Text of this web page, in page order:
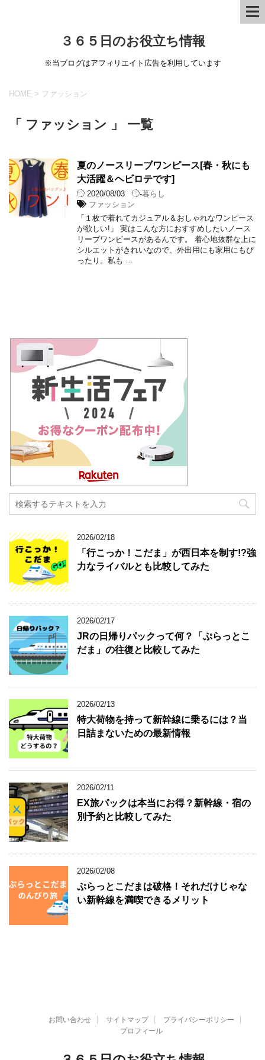
３６５日のお役立ち情報
※当ブログはアフィリエイト広告を利用しています
HOME > ファッション
「 ファッション 」 一覧
夏のノースリーブワンピース[春・秋にも
大活躍＆ヘビロテです]
2020/08/03 -暮らし
ファッション
「１枚で着れてカジュアル＆おしゃれなワンピース
が欲しい!」 実はこんな方におすすめしたいノース
リーブワンピースがあるんです。 着心地抜群な上に
シルエットがきれいなので、外出用にも家用にもぴ
ったり。私も …
2026/02/18
「行こっか！こだま」が西日本を制す!?強
力なライバルとも比較してみた
2026/02/17
JRの日帰りパックって何？「ぷらっとこ
だま」の往復と比較してみた
2026/02/13
特大荷物を持って新幹線に乗るには？当
日詰まないための最新情報
2026/02/11
EX旅パックは本当にお得？新幹線・宿の
別予約と比較してみた
2026/02/08
ぷらっとこだまは破格！それだけじゃな
い新幹線を満喫できるメリット
お問い合わせ サイトマップ
プライバシーポリシー
プロフィール